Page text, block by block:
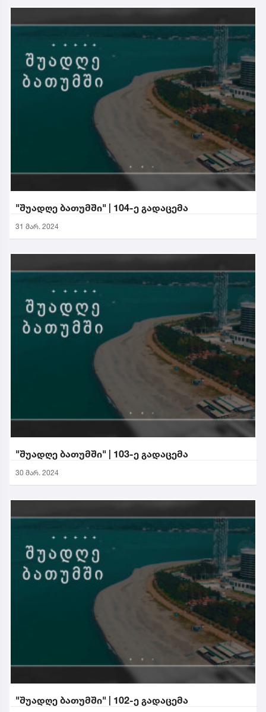
"შუადღე ბათუმში" | 104-ე გადაცემა
31 მარ. 2024
"შუადღე ბათუმში" | 103-ე გადაცემა
30 მარ. 2024
"შუადღე ბათუმში" | 102-ე გადაცემა